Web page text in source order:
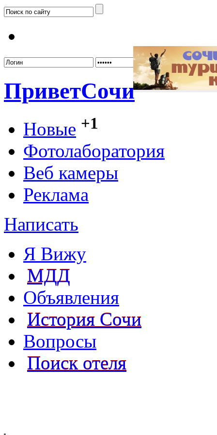
ПриветСочи
Новые +1
Фотолаборатория
Веб камеры
Реклама
Написать
Я Вижу
МДД
Объявления
История Сочи
Вопросы
Поиск отеля